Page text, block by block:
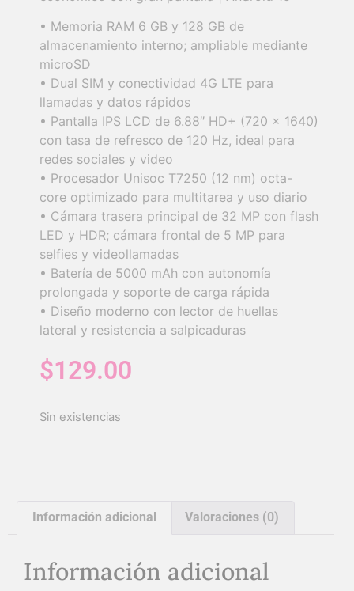
• Memoria RAM 6 GB y 128 GB de
almacenamiento interno; ampliable mediante
microSD
• Dual SIM y conectividad 4G LTE para
llamadas y datos rápidos
• Pantalla IPS LCD de 6.88″ HD+ (720 x 1640)
con tasa de refresco de 120 Hz, ideal para
redes sociales y video
• Procesador Unisoc T7250 (12 nm) octa-
core optimizado para multitarea y uso diario
• Cámara trasera principal de 32 MP con flash
LED y HDR; cámara frontal de 5 MP para
selfies y videollamadas
• Batería de 5000 mAh con autonomía
prolongada y soporte de carga rápida
• Diseño moderno con lector de huellas
lateral y resistencia a salpicaduras
$129.00
Sin existencias
Información adicional Valoraciones (0)
Información adicional